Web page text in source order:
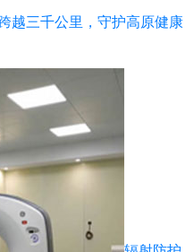
越三千公里，守护高原健康